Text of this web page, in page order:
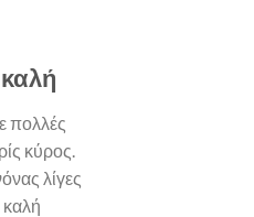
πολλές
κύρος.
λίγες
καλή